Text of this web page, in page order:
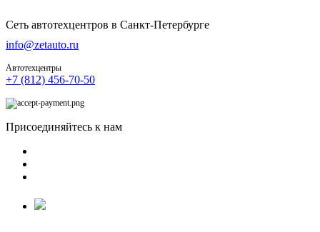
Сеть автотехцентров в Санкт-Петербурге
info@zetauto.ru
Автотехцентры
+7 (812) 456-70-50
Присоединяйтесь к нам